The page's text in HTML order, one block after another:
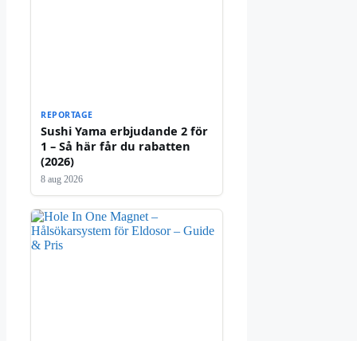
REPORTAGE
Sushi Yama erbjudande 2 för
1 – Så här får du rabatten
(2026)
8 aug 2026